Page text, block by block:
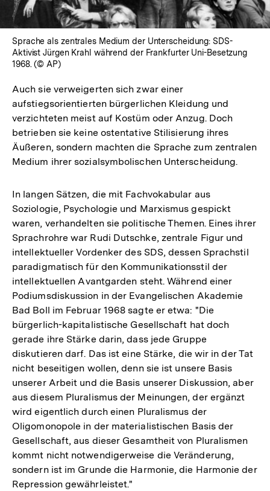
Sprache als zentrales Medium der Unterscheidung: SDS-
Aktivist Jürgen Krahl während der Frankfurter Uni-Besetzung
1968. (© AP)
Auch sie verweigerten sich zwar einer
aufstiegsorientierten bürgerlichen Kleidung und
verzichteten meist auf Kostüm oder Anzug. Doch
betrieben sie keine ostentative Stilisierung ihres
Äußeren, sondern machten die Sprache zum zentralen
Medium ihrer sozialsymbolischen Unterscheidung.
In langen Sätzen, die mit Fachvokabular aus
Soziologie, Psychologie und Marxismus gespickt
waren, verhandelten sie politische Themen. Eines ihrer
Sprachrohre war Rudi Dutschke, zentrale Figur und
intellektueller Vordenker des SDS, dessen Sprachstil
paradigmatisch für den Kommunikationsstil der
intellektuellen Avantgarden steht. Während einer
Podiumsdiskussion in der Evangelischen Akademie
Bad Boll im Februar 1968 sagte er etwa: "Die
bürgerlich-kapitalistische Gesellschaft hat doch
gerade ihre Stärke darin, dass jede Gruppe
diskutieren darf. Das ist eine Stärke, die wir in der Tat
nicht beseitigen wollen, denn sie ist unsere Basis
unserer Arbeit und die Basis unserer Diskussion, aber
aus diesem Pluralismus der Meinungen, der ergänzt
wird eigentlich durch einen Pluralismus der
Oligomonopole in der materialistischen Basis der
Gesellschaft, aus dieser Gesamtheit von Pluralismen
kommt nicht notwendigerweise die Veränderung,
sondern ist im Grunde die Harmonie, die Harmonie der
Repression gewährleistet."